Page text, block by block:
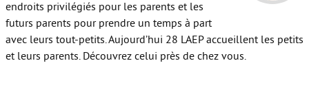
endroits privilégiés pour les parents et les
futurs parents pour prendre un temps à part
avec leurs tout-petits. Aujourd’hui 28 LAEP accueillent les petits
et leurs parents. Découvrez celui près de chez vous.